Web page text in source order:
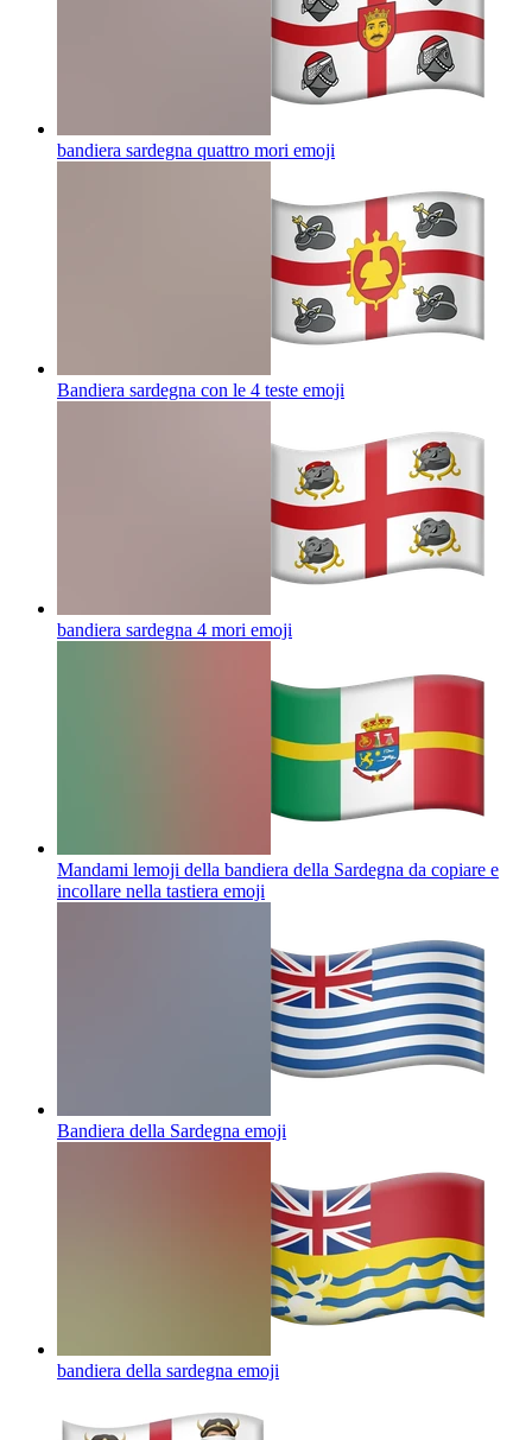
bandiera sardegna quattro mori emoji
Bandiera sardegna con le 4 teste emoji
bandiera sardegna 4 mori emoji
Mandami lemoji della bandiera della Sardegna da copiare e
incollare nella tastiera emoji
Bandiera della Sardegna emoji
bandiera della sardegna emoji